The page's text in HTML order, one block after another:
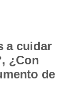
a cuidar
¿Con
de